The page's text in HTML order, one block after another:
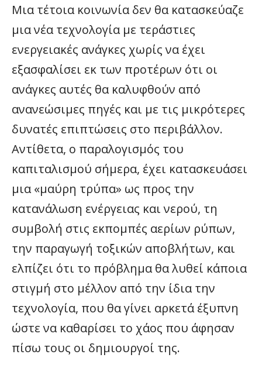
Μια τέτοια κοινωνία δεν θα κατασκεύαζε
μια νέα τεχνολογία με τεράστιες
ενεργειακές ανάγκες χωρίς να έχει
εξασφαλίσει εκ των προτέρων ότι οι
ανάγκες αυτές θα καλυφθούν από
ανανεώσιμες πηγές και με τις μικρότερες
δυνατές επιπτώσεις στο περιβάλλον.
Αντίθετα, ο παραλογισμός του
καπιταλισμού σήμερα, έχει κατασκευάσει
μια «μαύρη τρύπα» ως προς την
κατανάλωση ενέργειας και νερού, τη
συμβολή στις εκπομπές αερίων ρύπων,
την παραγωγή τοξικών αποβλήτων, και
ελπίζει ότι το πρόβλημα θα λυθεί κάποια
στιγμή στο μέλλον από την ίδια την
τεχνολογία, που θα γίνει αρκετά έξυπνη
ώστε να καθαρίσει το χάος που άφησαν
πίσω τους οι δημιουργοί της.